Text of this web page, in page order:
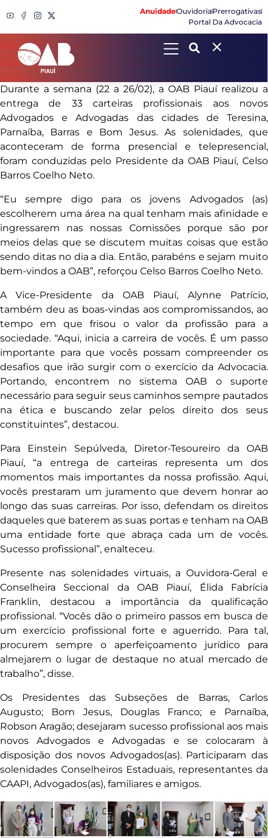
AnuidadeOuvidoriaPrerrogativas
Portal Da Advocacia
Search
Durante a semana (22 a 26/02), a OAB Piauí realizou a
entrega de 33 carteiras profissionais aos novos
Advogados e Advogadas das cidades de Teresina,
Parnaíba, Barras e Bom Jesus. As solenidades, que
aconteceram de forma presencial e telepresencial,
foram conduzidas pelo Presidente da OAB Piauí, Celso
Barros Coelho Neto.
“Eu sempre digo para os jovens Advogados (as)
escolherem uma área na qual tenham mais afinidade e
ingressarem nas nossas Comissões porque são por
meios delas que se discutem muitas coisas que estão
sendo ditas no dia a dia. Então, parabéns e sejam muito
bem-vindos a OAB”, reforçou Celso Barros Coelho Neto.
A Vice-Presidente da OAB Piauí, Alynne Patrício,
também deu as boas-vindas aos compromissandos, ao
tempo em que frisou o valor da profissão para a
sociedade. “Aqui, inicia a carreira de vocês. É um passo
importante para que vocês possam compreender os
desafios que irão surgir com o exercício da Advocacia.
Portando, encontrem no sistema OAB o suporte
necessário para seguir seus caminhos sempre pautados
na ética e buscando zelar pelos direito dos seus
constituintes”, destacou.
Para Einstein Sepúlveda, Diretor-Tesoureiro da OAB
Piauí, “a entrega de carteiras representa um dos
momentos mais importantes da nossa profissão. Aqui,
vocês prestaram um juramento que devem honrar ao
longo das suas carreiras. Por isso, defendam os direitos
daqueles que baterem as suas portas e tenham na OAB
uma entidade forte que abraça cada um de vocês.
Sucesso profissional”, enalteceu.
Presente nas solenidades virtuais, a Ouvidora-Geral e
Conselheira Seccional da OAB Piauí, Élida Fabrícia
Franklin, destacou a importância da qualificação
profissional. “Vocês dão o primeiro passos em busca de
um exercício profissional forte e aguerrido. Para tal,
procurem sempre o aperfeiçoamento jurídico para
almejarem o lugar de destaque no atual mercado de
trabalho”, disse.
Os Presidentes das Subseções de Barras, Carlos
Augusto; Bom Jesus, Douglas Franco; e Parnaíba,
Robson Aragão; desejaram sucesso profissional aos mais
novos Advogados e Advogadas e se colocaram à
disposição dos novos Advogados(as). Participaram das
solenidades Conselheiros Estaduais, representantes da
CAAPI, Advogados(as), familiares e amigos.